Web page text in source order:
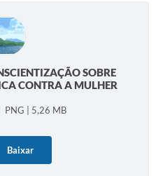
SOBRE
CONTRA A MULHER
PNG | 5,26 MB
Baixar